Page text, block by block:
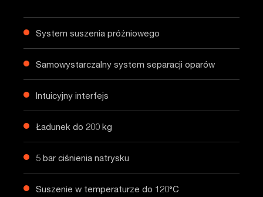
System suszenia próżniowego
Samowystarczalny system separacji oparów
Intuicyjny interfejs
Ładunek do 200 kg
5 bar ciśnienia natrysku
Suszenie w temperaturze do 120°C